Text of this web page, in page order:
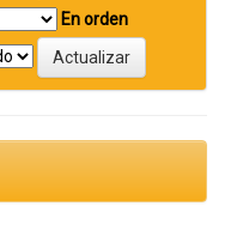
En orden